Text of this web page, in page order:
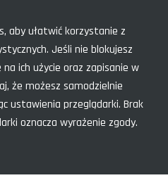
aby ułatwić korzystanie z
Jeśli nie blokujesz
ich użycie oraz zapisanie w
że możesz samodzielnie
ustawienia przeglądarki. Brak
oznacza wyrażenie zgody.